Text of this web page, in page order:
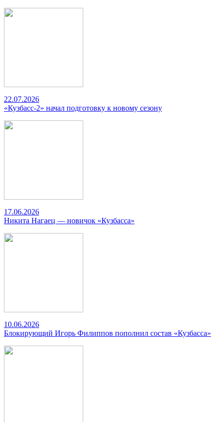
22.07.2026
«Кузбасс-2» начал подготовку к новому сезону
17.06.2026
Никита Нагаец — новичок «Кузбасса»
10.06.2026
Блокирующий Игорь Филиппов пополнил состав «Кузбасса»